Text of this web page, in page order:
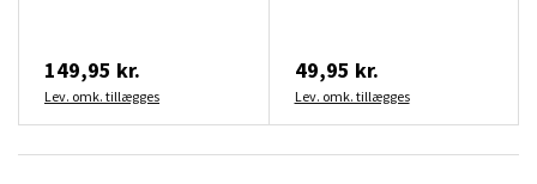
149,95 kr.
Lev. omk. tillægges
49,95 kr.
Lev. omk. tillægges